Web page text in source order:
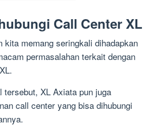
Call Center XL
kita memang seringkali dihadapkan
permasalahan terkait dengan
XL.
tersebut, XL Axiata pun juga
call center yang bisa dihubungi